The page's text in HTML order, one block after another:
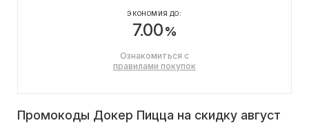
ЭКОНОМИЯ ДО:
7.00%
Ознакомиться с
правилами покупок
Промокоды Докер Пицца на скидку август